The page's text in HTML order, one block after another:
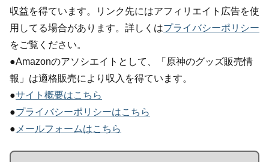
収益を得ています。リンク先にはアフィリエイト広告を使
用してる場合があります。詳しくはプライバシーポリシー
をご覧ください。
●Amazonのアソシエイトとして、「原神のグッズ販売情
報」は適格販売により収入を得ています。
●サイト概要はこちら
●プライバシーポリシーはこちら
● メールフォームはこちら